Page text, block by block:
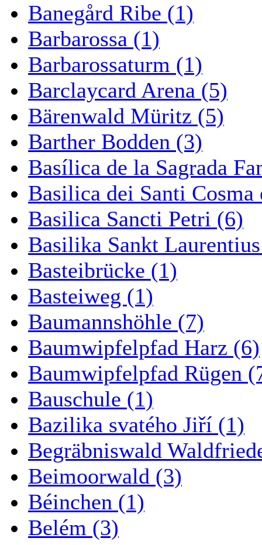
Banegård Ribe (1)
Barbarossa (1)
Barbarossaturm (1)
Barclaycard Arena (5)
Bärenwald Müritz (5)
Barther Bodden (3)
Basílica de la Sagrada
Basilica dei Santi
Basilica Sancti Petri (6)
Basilika Sankt
Basteibrücke (1)
Basteiweg (1)
Baumannshöhle (7)
Baumwipfelpfad Harz (6)
Baumwipfelpfad Rügen
Bauschule (1)
Bazilika svatého Jiří (1)
Begräbniswald
Beimoorwald (3)
Béinchen (1)
Belém (3)